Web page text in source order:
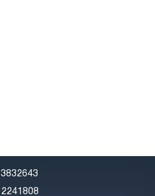
3832643
2241808